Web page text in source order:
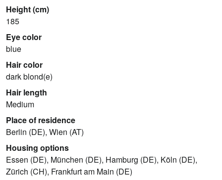
Height (cm)
185
Eye color
blue
Hair color
dark blond(e)
Hair length
Medium
Place of residence
Berlin (DE), Wien (AT)
Housing options
Essen (DE), München (DE), Hamburg (DE), Köln (DE),
Zürich (CH), Frankfurt am Main (DE)